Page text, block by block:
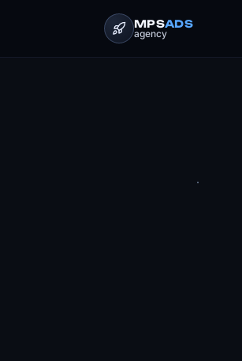
MPSADS
agency